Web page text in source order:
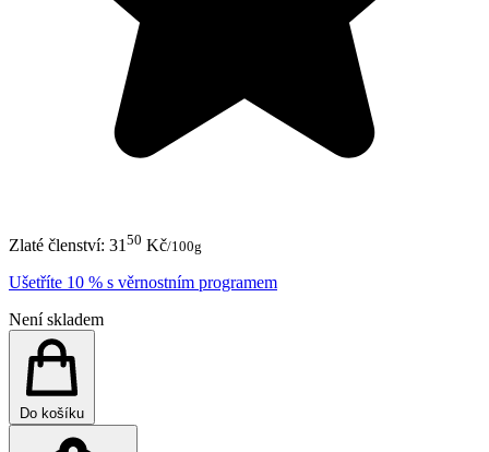
Zlaté členství: 31 50 Kč/100g
Ušetříte 10 % s věrnostním programem
Není skladem
Do košíku